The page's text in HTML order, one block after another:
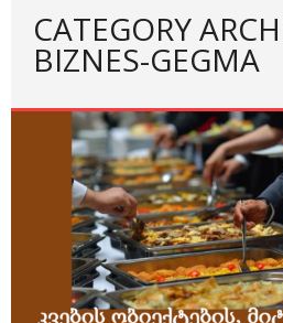
CATEGORY
BIZNES-GEGMA